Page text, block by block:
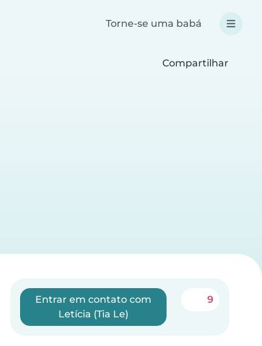
Torne-se uma babá
Compartilhar
Entrar em contato com
Letícia (Tia Le)
9